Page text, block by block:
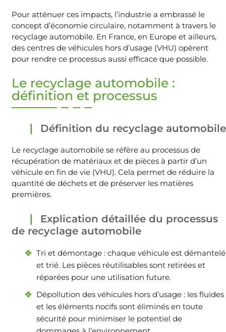
Pour atténuer ces impacts, l’industrie a embrassé le
concept d’économie circulaire, notamment à travers le
recyclage automobile. En France, en Europe et ailleurs,
des centres de véhicules hors d’usage (VHU) opèrent
pour rendre ce processus aussi efficace que possible.
Le recyclage automobile :
définition et processus
Définition du recyclage automobile
Le recyclage automobile se réfère au processus de
récupération de matériaux et de pièces à partir d’un
véhicule en fin de vie (VHU). Cela permet de réduire la
quantité de déchets et de préserver les matières
premières.
Explication détaillée du processus
de recyclage automobile
Tri et démontage : chaque véhicule est démantelé
et trié. Les pièces réutilisables sont retirées et
réparées pour une utilisation future.
Dépollution des véhicules hors d’usage : les fluides
et les éléments nocifs sont éliminés en toute
sécurité pour minimiser le potentiel de